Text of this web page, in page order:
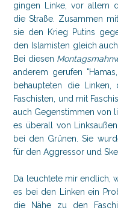
gingen Linke, vor allem
die Straße. Zusammen
sie den Krieg Putins
den Islamisten gleich
Bei diesen
anderem gerufen
behaupteten die Linken,
Faschisten, und mit
auch Gegenstimmen von
es überall von
bei den Grünen. Sie
für den Aggressor und
Da leuchtete mir endlich,
es bei den Linken ein
die Nähe zu den